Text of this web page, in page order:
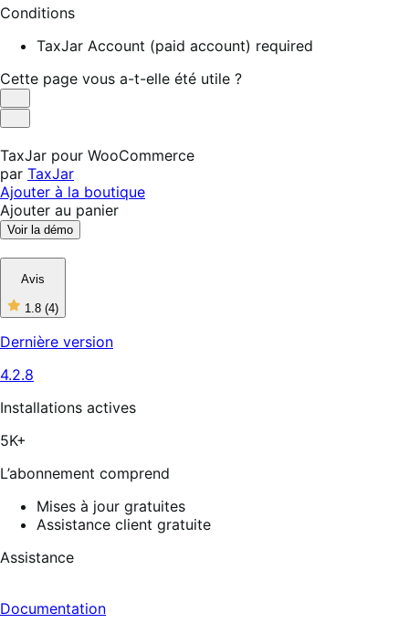
Conditions
TaxJar Account (paid account) required
Cette page vous a-t-elle été utile ?
Utile
Pas
TaxJar pour WooCommerce
par TaxJar
Ajouter à la boutique
Ajouter au panier
Voir la démo
Avis
1.8 (4)
1
étoiles
sur
4
Dernière version
4.2.8
Installations actives
5K+
L’abonnement comprend
Mises à jour gratuites
Assistance client gratuite
Assistance
Documentation